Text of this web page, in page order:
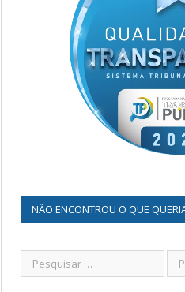
NÃO ENCONTROU O QUE